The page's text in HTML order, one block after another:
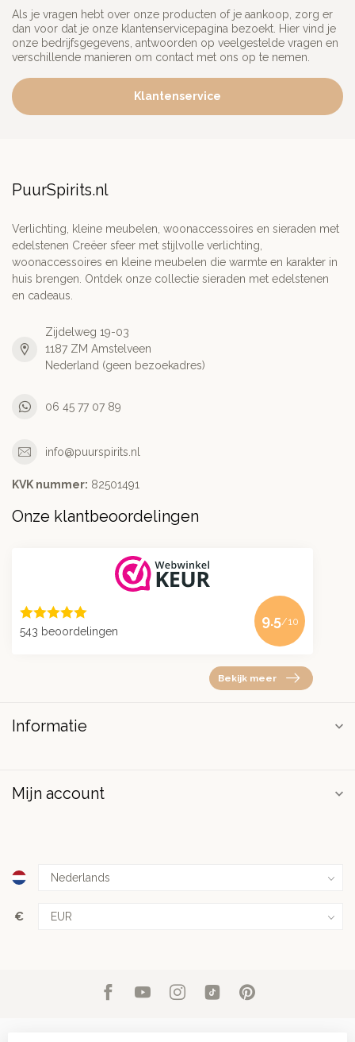
Als je vragen hebt over onze producten of je aankoop, zorg er
dan voor dat je onze klantenservicepagina bezoekt. Hier vind je
onze bedrijfsgegevens, antwoorden op veelgestelde vragen en
verschillende manieren om contact met ons op te nemen.
Klantenservice
PuurSpirits.nl
Verlichting, kleine meubelen, woonaccessoires en sieraden met
edelstenen Creëer sfeer met stijlvolle verlichting,
woonaccessoires en kleine meubelen die warmte en karakter in
huis brengen. Ontdek onze collectie sieraden met edelstenen
en cadeaus.
Zijdelweg 19-03
1187 ZM Amstelveen
Nederland (geen bezoekadres)
06 45 77 07 89
info@puurspirits.nl
KVK nummer: 82501491
Onze klantbeoordelingen
543 beoordelingen
9.5/10
Bekijk meer
Informatie
Mijn account
€